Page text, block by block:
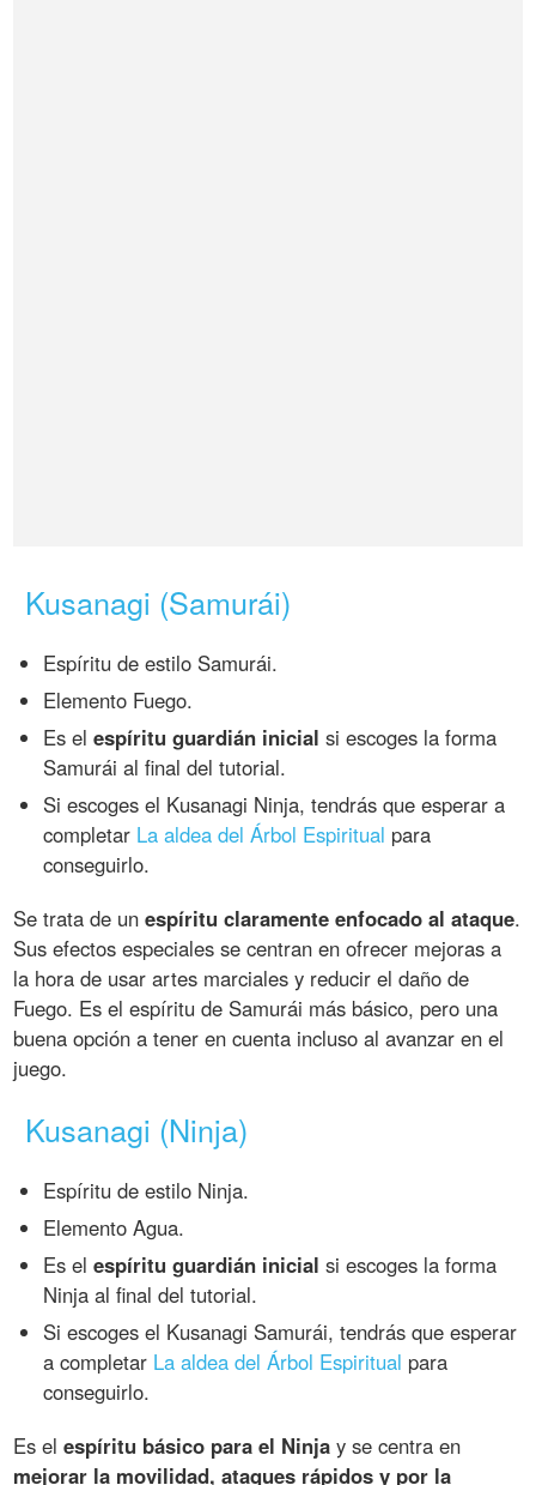
Kusanagi (Samurái)
Espíritu de estilo Samurái.
Elemento Fuego.
Es elespíritu guardián inicial si escoges la forma
Samurái al final del tutorial.
Si escoges el Kusanagi Ninja, tendrás que esperar a
completar La aldea del Árbol Espiritual para
conseguirlo.
Se trata de unespíritu claramente enfocado al ataque.
Sus efectos especiales se centran en ofrecer mejoras a
la hora de usar artes marciales y reducir el daño de
Fuego. Es el espíritu de Samurái más básico, pero una
buena opción a tener en cuenta incluso al avanzar en el
juego.
Kusanagi (Ninja)
Espíritu de estilo Ninja.
Elemento Agua.
Es elespíritu guardián inicial si escoges la forma
Ninja al final del tutorial.
Si escoges el Kusanagi Samurái, tendrás que esperar
a completar La aldea del Árbol Espiritual para
conseguirlo.
Es elespíritu básico para el Ninja y se centra en
mejorar la movilidad, ataques rápidos y por la